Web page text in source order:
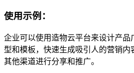
使用示例：
企业可以使用造物云平台来设计产品
型和模板，快速生成吸引人的营销
其他渠道进行分享和推广。